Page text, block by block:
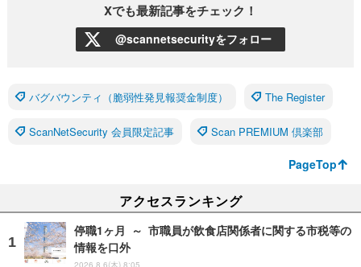
Xでも最新記事をチェック！
@scannetsecurityをフォロー
バグバウンティ（脆弱性発見報奨金制度） The Register
ScanNetSecurity 会員限定記事 Scan PREMIUM 倶楽部
PageTop
アクセスランキング
停職1ヶ月 ～ 市職員が飲食店関係者に関する市税等の
情報を口外
2026.8.6(木) 8:05